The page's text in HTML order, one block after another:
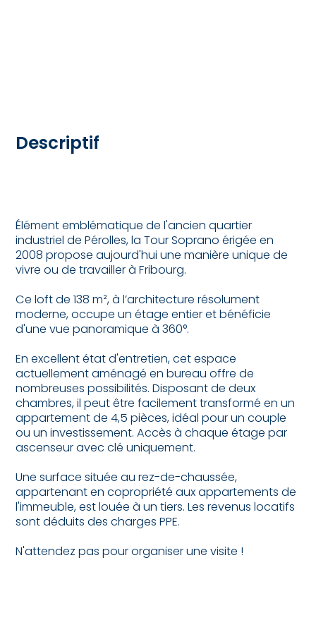
Descriptif
Élément emblématique de l'ancien quartier
industriel de Pérolles, la Tour Soprano érigée en
2008 propose aujourd'hui une manière unique de
vivre ou de travailler à Fribourg.
Ce loft de 138 m², à l’architecture résolument
moderne, occupe un étage entier et bénéficie
d'une vue panoramique à 360°.
En excellent état d'entretien, cet espace
actuellement aménagé en bureau offre de
nombreuses possibilités. Disposant de deux
chambres, il peut être facilement transformé en un
appartement de 4,5 pièces, idéal pour un couple
ou un investissement. Accès à chaque étage par
ascenseur avec clé uniquement.
Une surface située au rez-de-chaussée,
appartenant en copropriété aux appartements de
l'immeuble, est louée à un tiers. Les revenus locatifs
sont déduits des charges PPE.
N'attendez pas pour organiser une visite !